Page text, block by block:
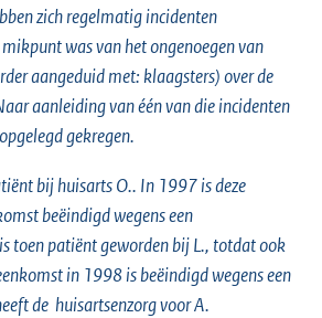
zich regelmatig incidenten
was van het ongenoegen van
aangeduid met: klaagsters) over de
aanleiding van één van die incidenten
gekregen.
bij huisarts O.. In 1997 is deze
beëindigd wegens een
toen patiënt geworden bij L., totdat ook
in 1998 is beëindigd wegens een
de huisartsenzorg voor A.